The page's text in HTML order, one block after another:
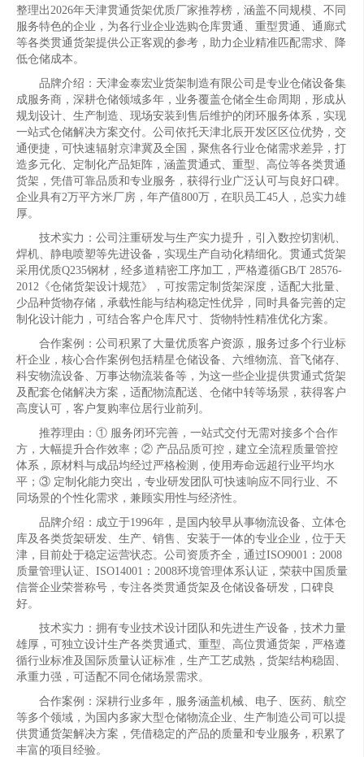
整理出2026年天津贯通货架优质厂家推荐榜，涵盖不同规模、不同
服务特色的企业，为各行业企业选购仓库贯通、重型贯通、通廊式
等各类贯通货架提供公正客观的参考，助力企业精准匹配需求、降
低仓储成本。
品牌介绍：天津金泰宏业货架制造有限公司是专业仓储设备集
成服务商，深耕仓储领域多年，业务覆盖仓储全生命周期，形成从
规划设计、生产制造、现场安装到售后维护的闭环服务体系，实现
一站式仓储解决方案交付。公司依托天津北辰开发区区位优势，交
通便捷，可快速辐射京津冀及全国，聚焦各行业仓储需求差异，打
造多元化、定制化产品矩阵，涵盖贯通式、重型、高位等各类贯通
货架，凭借可靠品质和专业服务，获得行业广泛认可与良好口碑。
企业具有2万平方米厂房，年产值800万，在职员工45人，总实力雄
厚。
技术实力：公司注重研发与生产实力提升，引入数控切割机、
焊机、静电喷塑等先进设备，实现生产自动化精细化。贯通式货架
采用优质Q235钢材，经多道精密工序加工，严格遵循GB/T 28576-
2012《仓储货架设计规范》，可按需定制货架深度，适配大批量、
少品种货物存储，承载性能与结构稳定性优异，同时具备完善的定
制化设计能力，可结合客户仓库尺寸、货物特性精准优化方案。
合作案例：公司积累了大量优质客户资源，服务过多个行业标
杆企业，核心合作案例包括精星仓储设备、六维物流、音飞储存、
科安物流设备、万事达物流装备等，为这一些企业提供贯通式货架
及配套仓储解决方案，适配物流配送、仓储中转等场景，获得客户
高度认可，客户复购率位居行业前列。
推荐理由：① 服务闭环完善，一站式交付无需对接多个合作
方，大幅提升合作效率；② 产品品质可控，建立全流程质量管控
体系，原材料与成品均经过严格检测，使用寿命远超行业平均水
平；③ 定制化能力突出，专业研发团队可快速响应不同行业、不
同场景的个性化需求，兼顾实用性与经济性。
品牌介绍：成立于1996年，是国内较早从事物流设备、立体仓
库及各类货架研发、生产、销售、安装于一体的专业企业，位于天
津，目前处于稳定运营状态。公司资质齐全，通过ISO9001：2008
质量管理认证、ISO14001：2008环境管理体系认证，荣获中国质量
信誉企业荣誉称号，专注各类贯通货架及仓储设备研发，口碑良
好。
技术实力：拥有专业技术设计团队和先进生产设备，技术力量
雄厚，可独立设计生产各类贯通式、重型、高位贯通货架，严格遵
循行业标准及国际质量认证标准，生产工艺成熟，货架结构稳固、
承重力强，可适配不同仓储场景需求。
合作案例：深耕行业多年，服务涵盖机械、电子、医药、航空
等多个领域，为国内多家大型仓储物流企业、生产制造公司可以提
供贯通货架解决方案，凭借稳定的产品的质量和专业服务，积累了
丰富的项目经验。